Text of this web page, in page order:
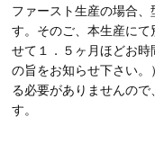
ファースト生産の場合
す。そのご、本生産に
せて１．５ヶ月ほどお
の旨をお知らせ下さい
る必要がありませんの
す。